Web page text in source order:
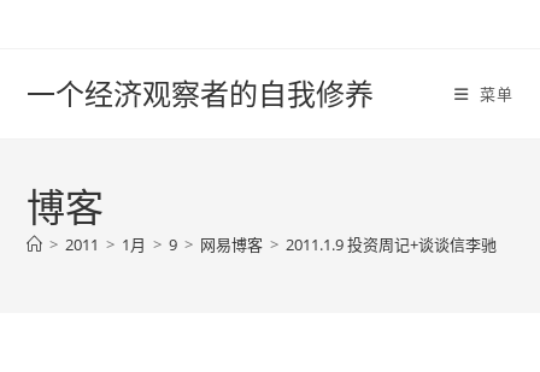
一个经济观察者的自我修养 菜单
博客
> 2011 > 1月 > 9 > 网易博客 > 2011.1.9 投资周记+谈谈信李驰